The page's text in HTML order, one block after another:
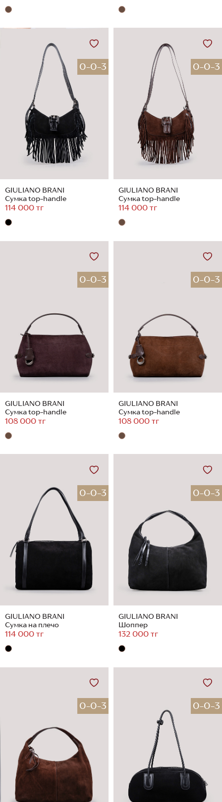
0-0-3
GIULIANO BRANI
Сумка top-handle
114 000 тг
0-0-3
GIULIANO BRANI
Сумка top-handle
114 000 тг
0-0-3
GIULIANO BRANI
Сумка top-handle
108 000 тг
0-0-3
GIULIANO BRANI
Сумка top-handle
108 000 тг
0-0-3
GIULIANO BRANI
Сумка на плечо
114 000 тг
0-0-3
GIULIANO BRANI
Шоппер
132 000 тг
0-0-3 0-0-3